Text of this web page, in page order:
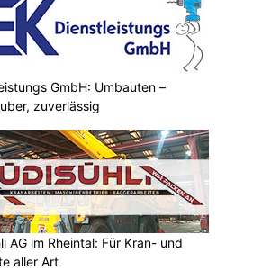
GmbH: Umbauten –
zuverlässig
AG im Rheintal: Für Kran- und
aller Art